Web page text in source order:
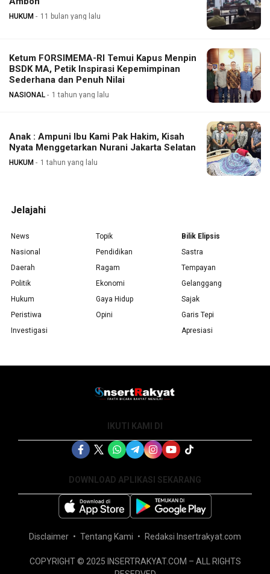
HUKUM 11 bulan yang lalu
Ketum FORSIMEMA-RI Temui Kapus Menpin
BSDK MA, Petik Inspirasi Kepemimpinan
Sederhana dan Penuh Nilai
NASIONAL 1 tahun yang lalu
Anak : Ampuni Ibu Kami Pak Hakim, Kisah
Nyata Menggetarkan Nurani Jakarta Selatan
HUKUM 1 tahun yang lalu
Jelajahi
News
Nasional
Daerah
Politik
Hukum
Peristiwa
Investigasi
Topik
Pendidikan
Ragam
Ekonomi
Gaya Hidup
Opini
Bilik Elipsis
Sastra
Tempayan
Gelanggang
Sajak
Garis Tepi
Apresiasi
IKUTI KAMI DI
DOWNLOAD APLIKASI SEKARANG
Disclaimer Tentang Kami Redaksi Insertrakyat.com
COPYRIGHT © 2025 INSERTRAKYAT.COM – ALL RIGHTS